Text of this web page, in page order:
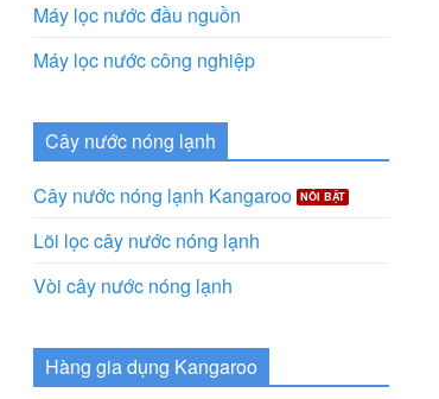
Máy lọc nước đầu nguồn
Máy lọc nước công nghiệp
Cây nước nóng lạnh
Cây nước nóng lạnh Kangaroo
Lõi lọc cây nước nóng lạnh
Vòi cây nước nóng lạnh
Hàng gia dụng Kangaroo